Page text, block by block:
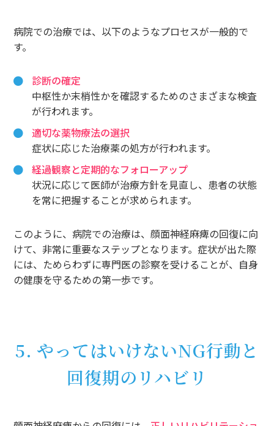
病院での治療では、以下のようなプロセスが一般的で
す。
診断の確定
中枢性か末梢性かを確認するためのさまざまな検査
が行われます。
適切な薬物療法の選択
症状に応じた治療薬の処方が行われます。
経過観察と定期的なフォローアップ
状況に応じて医師が治療方針を見直し、患者の状態
を常に把握することが求められます。
このように、病院での治療は、顔面神経麻痺の回復に向
けて、非常に重要なステップとなります。症状が出た際
には、ためらわずに専門医の診察を受けることが、自身
の健康を守るための第一歩です。
5. やってはいけないNG行動と
回復期のリハビリ